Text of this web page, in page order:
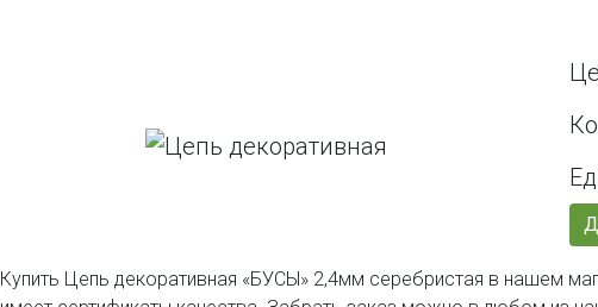
Купить Цепь декоративная «БУСЫ» 2,4мм серебристая в нашем